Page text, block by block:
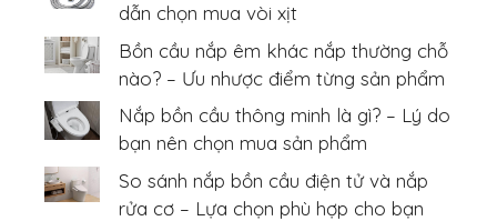
dẫn chọn mua vòi xịt
Bồn cầu nắp êm khác nắp thường chỗ
nào? – Ưu nhược điểm từng sản phẩm
Nắp bồn cầu thông minh là gì? – Lý do
bạn nên chọn mua sản phẩm
So sánh nắp bồn cầu điện tử và nắp
rửa cơ – Lựa chọn phù hợp cho bạn